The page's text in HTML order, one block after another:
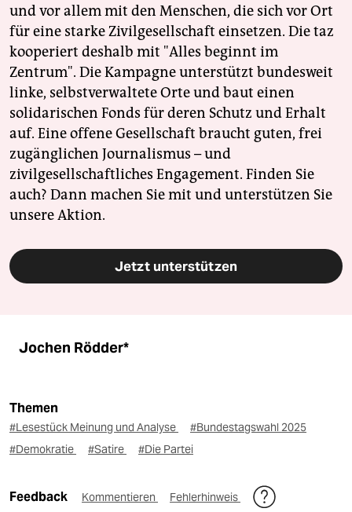
und vor allem mit den Menschen, die sich vor Ort
für eine starke Zivilgesellschaft einsetzen. Die taz
kooperiert deshalb mit "Alles beginnt im
Zentrum". Die Kampagne unterstützt bundesweit
linke, selbstverwaltete Orte und baut einen
solidarischen Fonds für deren Schutz und Erhalt
auf. Eine offene Gesellschaft braucht guten, frei
zugänglichen Journalismus – und
zivilgesellschaftliches Engagement. Finden Sie
auch? Dann machen Sie mit und unterstützen Sie
unsere Aktion.
Jetzt unterstützen
Jochen Rödder*
Themen
#Lesestück Meinung und Analyse
#Bundestagswahl 2025
#Demokratie
#Satire #Die Partei
Feedback Kommentieren Fehlerhinweis